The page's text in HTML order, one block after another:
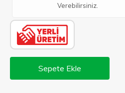
Verebilirsiniz.
Sepete Ekle